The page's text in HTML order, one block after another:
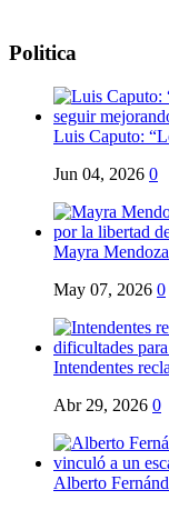
Politica
Luis Caputo:
Jun 04, 2026 0
Mayra
May 07, 2026 0
Intendentes
Abr 29, 2026 0
Alberto